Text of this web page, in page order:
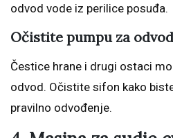
odvod vode iz perilice posuđa.
Očistite pumpu za odvod
Čestice hrane i drugi ostaci
odvod. Očistite sifon kako
pravilno odvođenje.